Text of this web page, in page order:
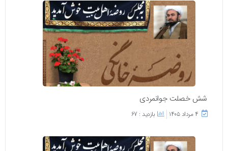
شش خصلت جوانمردی
۴ مرداد ۱۴۰۵ بازدید : 67